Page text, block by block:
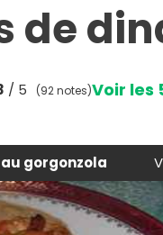
de
/ 5 (92 notes)Voir les
gorgonzola